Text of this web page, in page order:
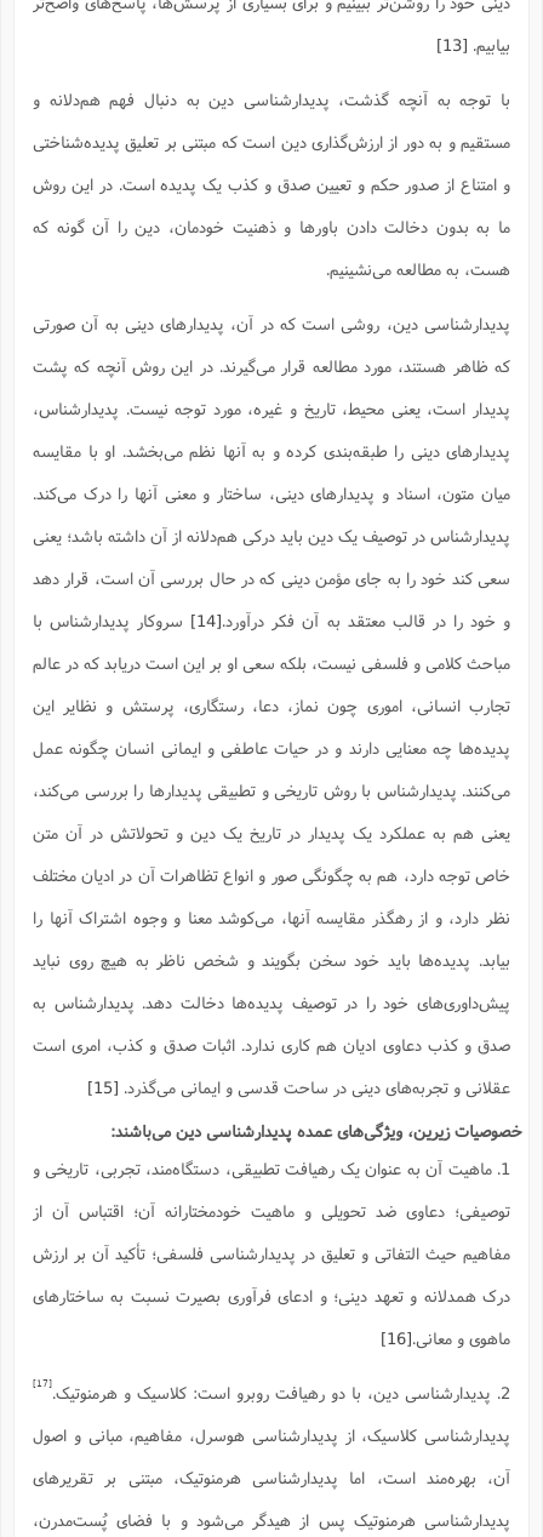
بیابیم.
با توجه به آنچه گذشت، پدیدارشناسی دین به دنبال فهم هم‌دلانه و
مستقیم و به دور از ارزش‌گذاری دین است که مبتنی بر تعلیق پدیده‌شناختی
و امتناع از صدور حکم و تعیین صدق و کذب یک پدیده است. در این روش
ما به بدون دخالت دادن باورها و ذهنیت خودمان، دین را آن گونه که
هست، به مطالعه می‌نشینیم.
پدیدارشناسی دین، روشی است که در آن، پدیدارهای دینی به آن صورتی
که ظاهر هستند، مورد مطالعه قرار می‌گیرند. در این روش آنچه که پشت
پدیدار است، یعنی محیط، تاریخ و غیره، مورد توجه نیست. پدیدارشناس،
پدیدارهای دینی را طبقه‌بندی کرده و به آنها نظم می‌بخشد. او با مقایسه
میان متون، اسناد و پدیدارهای دینی، ساختار و معنی آنها را درک می‌کند.
پدیدارشناس در توصیف یک دین باید درکی هم‌دلانه از آن داشته باشد؛ یعنی
سعی کند خود را به جای مؤمن دینی که در حال بررسی آن است، قرار دهد
و خود را در قالب معتقد به آن فکر درآورد.[14]
سروکار پدیدارشناس با
مباحث کلامی و فلسفی نیست، بلکه سعی او بر این است دریابد که در عالم
تجارب انسانی، اموری چون نماز، دعا، رستگاری، پرستش و نظایر این
پدیده‌ها چه معنایی دارند و در حیات عاطفی و ایمانی انسان چگونه عمل
می‌کنند. پدیدارشناس با روش تاریخی و تطبیقی پدیدارها را بررسی می‌کند،
یعنی هم به عملکرد یک پدیدار در تاریخ یک دین و تحولاتش در آن متن
خاص توجه دارد، هم به چگونگی صور و انواع تظاهرات آن در ادیان مختلف
نظر دارد، و از رهگذر مقایسه آنها، می‌کوشد معنا و وجوه اشتراک آنها را
بیابد. پدیده‌ها باید خود سخن بگویند و شخص ناظر به هیچ روی نباید
پیش‌داوری‌های خود را در توصیف پدیده‌ها دخالت دهد. پدیدارشناس به
صدق و کذب دعاوی ادیان هم کاری ندارد. اثبات صدق و کذب، امری است
عقلانی و تجربه‌های دینی در ساحت قدسی و ایمانی می‌گذرد.
خصوصیات زیرین، ویژگی‌های عمده پدیدارشناسی دین می‌باشند:
1. ماهیت آن به عنوان یک رهیافت تطبیقی، دستگاه‌مند، تجربی، تاریخی و
توصیفی؛ دعاوی ضد تحویلی و ماهیت خودمختارانه آن؛ اقتباس آن از
مفاهیم حیث التفاتی و تعلیق در پدیدارشناسی فلسفی؛ تأکید آن بر ارزش
درک همدلانه و تعهد دینی؛ و ادعای فرآوری بصیرت نسبت به ساختارهای
ماهوی و معانی.[16]
2. پدیدارشناسى دین، با دو رهیافت روبرو است: کلاسیک و هرمنوتیک.
پدیدارشناسى کلاسیک، از پدیدارشناسى هوسرل، مفاهیم، مبانى و اصول
آن، بهره‌مند است، اما پدیدارشناسى هرمنوتیک، مبتنی بر تقریرهای
پدیدارشناسى هرمنوتیک پس از هیدگر می‌شود و با فضاى پُست‌مدرن،